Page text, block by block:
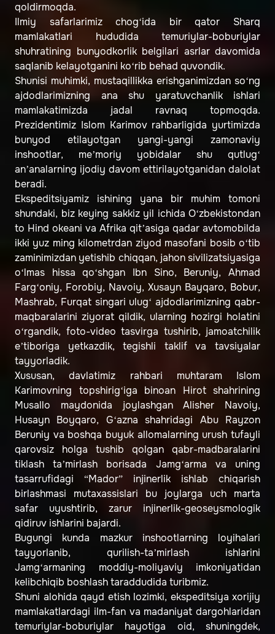
qoldirmoqda.
Ilmiy safarlarimiz chog‘ida bir qator Sharq
mamlakatlari hududida temuriylar-boburiylar
shuhratining bunyodkorlik belgilari asrlar davomida
saqlanib kelayotganini ko‘rib behad quvondik.
Shunisi muhimki, mustaqillikka erishganimizdan so‘ng
ajdodlarimizning ana shu yaratuvchanlik ishlari
mamlakatimizda jadal ravnaq topmoqda.
Prezidentimiz Islom Karimov rahbarligida yurtimizda
bunyod etilayotgan yangi-yangi zamonaviy
inshootlar, me’moriy yobidalar shu qutlug‘
an’analarning ijodiy davom ettirilayotganidan dalolat
beradi.
Ekspeditsiyamiz ishining yana bir muhim tomoni
shundaki, biz keying sakkiz yil ichida O‘zbekistondan
to Hind okeani va Afrika qit’asiga qadar avtomobilda
ikki yuz ming kilometrdan ziyod masofani bosib o‘tib
zaminimizdan yetishib chiqqan, jahon sivilizatsiyasiga
o‘lmas hissa qo‘shgan Ibn Sino, Beruniy, Ahmad
Farg‘oniy, Forobiy, Navoiy, Xusayn Bayqaro, Bobur,
Mashrab, Furqat singari ulug‘ ajdodlarimizning qabr-
maqbaralarini ziyorat qildik, ularning hozirgi holatini
o‘rgandik, foto-video tasvirga tushirib, jamoatchilik
e’tiboriga yetkazdik, tegishli taklif va tavsiyalar
tayyorladik.
Xususan, davlatimiz rahbari muhtaram Islom
Karimovning topshirig‘iga binoan Hirot shahrining
Musallo maydonida joylashgan Alisher Navoiy,
Husayn Boyqaro, G‘azna shahridagi Abu Rayzon
Beruniy va boshqa buyuk allomalarning urush tufayli
qarovsiz holga tushib qolgan qabr-madbaralarini
tiklash ta’mirlash borisada Jamg‘arma va uning
tasarrufidagi “Mador” injinerlik ishlab chiqarish
birlashmasi mutaxassislari bu joylarga uch marta
safar uyushtirib, zarur injinerlik-geoseysmologik
qidiruv ishlarini bajardi.
Bugungi kunda mazkur inshootlarning loyihalari
tayyorlanib, qurilish-ta’mirlash ishlarini
Jamg‘armaning moddiy-moliyaviy imkoniyatidan
kelibchiqib boshlash taraddudida turibmiz.
Shuni alohida qayd etish lozimki, ekspeditsiya xorijiy
mamlakatlardagi ilm-fan va madaniyat dargohlaridan
temuriylar-boburiylar hayotiga oid, shuningdek,